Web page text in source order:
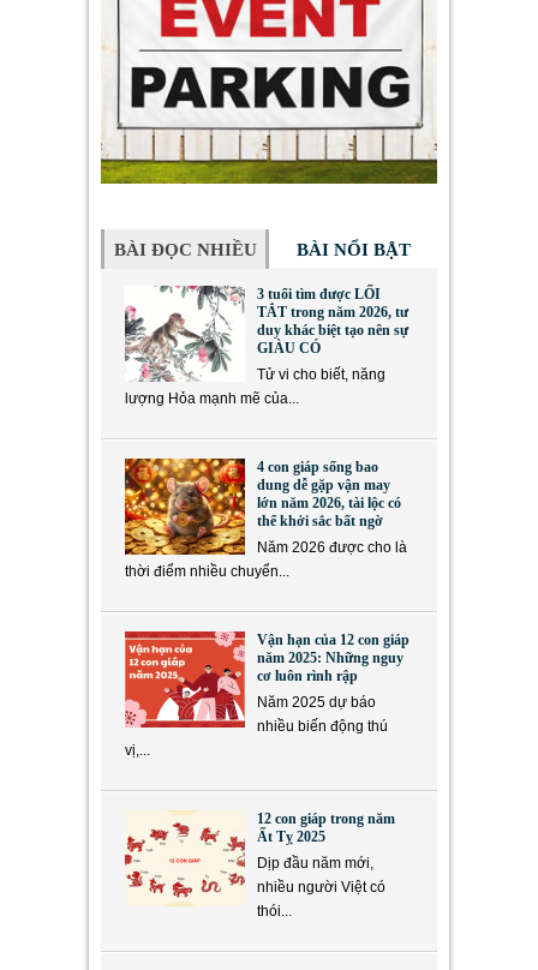
BÀI ĐỌC NHIỀU BÀI NỔI BẬT
3 tuổi tìm được LỐI
TẮT trong năm 2026, tư
duy khác biệt tạo nên sự
GIÀU CÓ
Tử vi cho biết, năng
lượng Hỏa mạnh mẽ của...
4 con giáp sống bao
dung dễ gặp vận may
lớn năm 2026, tài lộc có
thể khởi sắc bất ngờ
Năm 2026 được cho là
thời điểm nhiều chuyển...
Vận hạn của 12 con giáp
năm 2025: Những nguy
cơ luôn rình rập
Năm 2025 dự báo
nhiều biến động thú
vị,...
12 con giáp trong năm
Ất Tỵ 2025
Dịp đầu năm mới,
nhiều người Việt có
thói...